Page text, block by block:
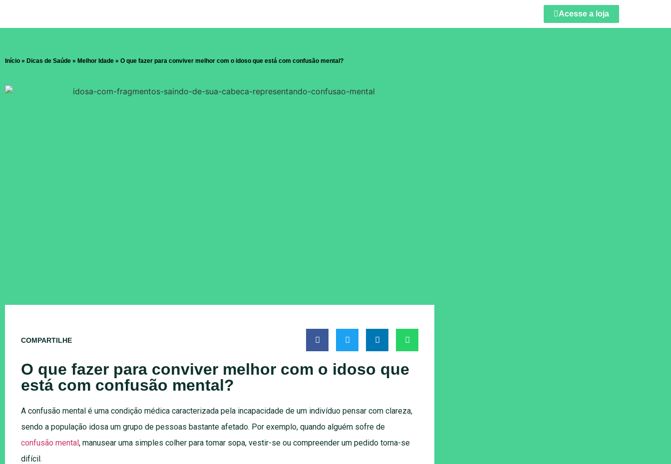
Acesse a loja
Início » Dicas de Saúde » Melhor Idade » O que fazer para conviver melhor com o idoso que está com confusão mental?
COMPARTILHE
O que fazer para conviver melhor com o idoso que
está com confusão mental?
A confusão mental é uma condição médica caracterizada pela incapacidade de um indivíduo pensar com clareza,
sendo a população idosa um grupo de pessoas bastante afetado. Por exemplo, quando alguém sofre de
confusão mental, manusear uma simples colher para tomar sopa, vestir-se ou compreender um pedido torna-se
difícil.